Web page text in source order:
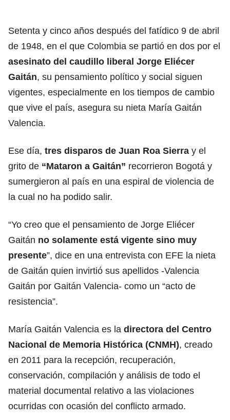
Setenta y cinco años después del fatídico 9 de abril
de 1948, en el que Colombia se partió en dos por el
asesinato del caudillo liberal Jorge Eliécer
Gaitán, su pensamiento político y social siguen
vigentes, especialmente en los tiempos de cambio
que vive el país, asegura su nieta María Gaitán
Valencia.
Ese día, tres disparos de Juan Roa Sierra y el
grito de “Mataron a Gaitán” recorrieron Bogotá y
sumergieron al país en una espiral de violencia de
la cual no ha podido salir.
“Yo creo que el pensamiento de Jorge Eliécer
Gaitán no solamente está vigente sino muy
presente”, dice en una entrevista con EFE la nieta
de Gaitán quien invirtió sus apellidos -Valencia
Gaitán por Gaitán Valencia- como un “acto de
resistencia”.
María Gaitán Valencia es la directora del Centro
Nacional de Memoria Histórica (CNMH), creado
en 2011 para la recepción, recuperación,
conservación, compilación y análisis de todo el
material documental relativo a las violaciones
ocurridas con ocasión del conflicto armado.